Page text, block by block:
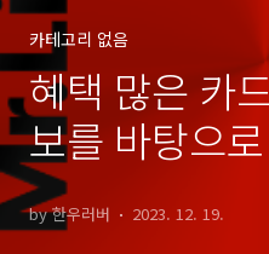
카테고리 없음
혜택 많은 카
보를 바탕으
드
by 한우러버 2023. 12. 19.